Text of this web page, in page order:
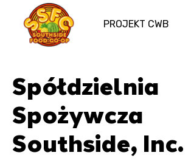
PROJEKT CWB
Spółdzielnia
Spożywcza
Southside, Inc.